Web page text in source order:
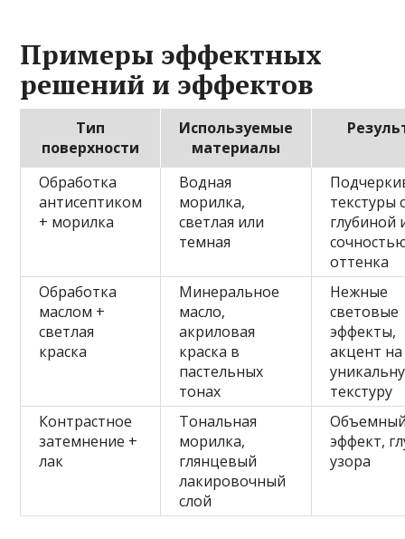
Примеры эффектных
решений и эффектов
Тип
поверхности
Используемые
материалы
Обработка
антисептиком
+ морилка
Водная
морилка,
светлая или
темная
текстуры
глубиной
оттенка
Обработка
маслом +
светлая
краска
Минеральное
масло,
акриловая
краска в
пастельных
тонах
Нежные
световые
эффекты,
акцент на
текстуру
Контрастное
затемнение +
лак
Тональная
морилка,
глянцевый
лакировочный
слой
эффект,
узора